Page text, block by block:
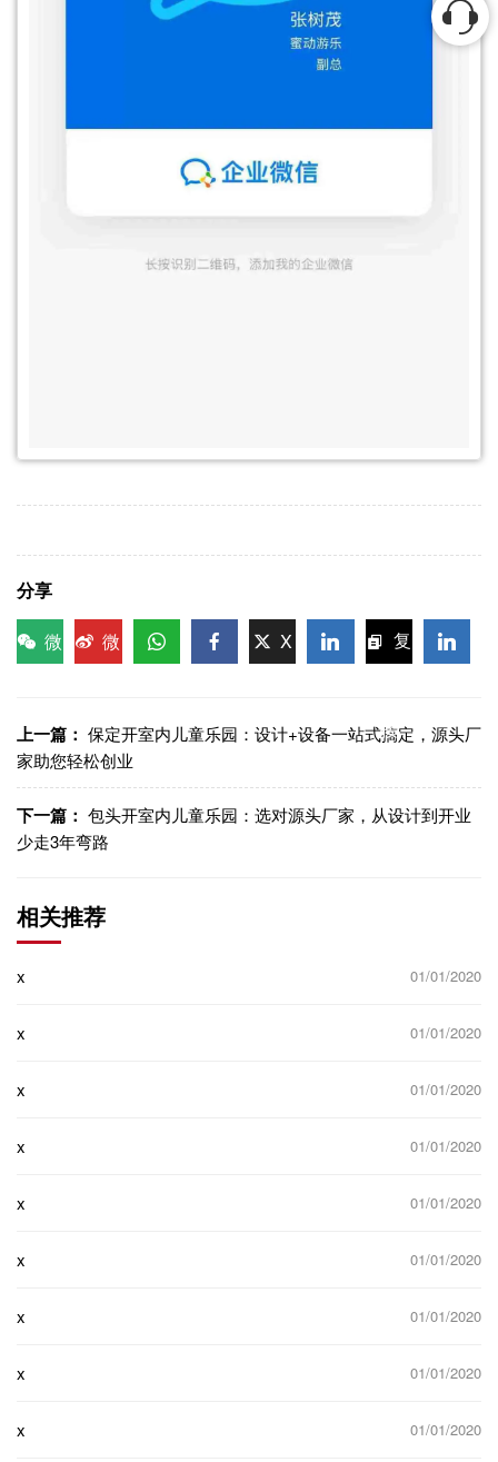
分享
微
微
X
复
接
上一篇： 保定开室内儿童乐园：设计+设备一站式搞定，源头厂
家助您轻松创业
下一篇： 包头开室内儿童乐园：选对源头厂家，从设计到开业
少走3年弯路
相关推荐
x 01/01/2020
x 01/01/2020
x 01/01/2020
x 01/01/2020
x 01/01/2020
x 01/01/2020
x 01/01/2020
x 01/01/2020
x 01/01/2020